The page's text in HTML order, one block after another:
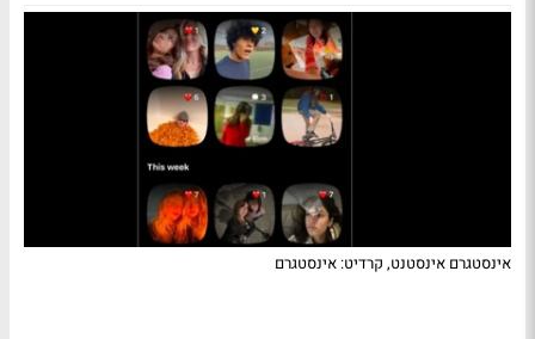
אינסטגרם אינסטנט, קרדיט: אינסטגרם